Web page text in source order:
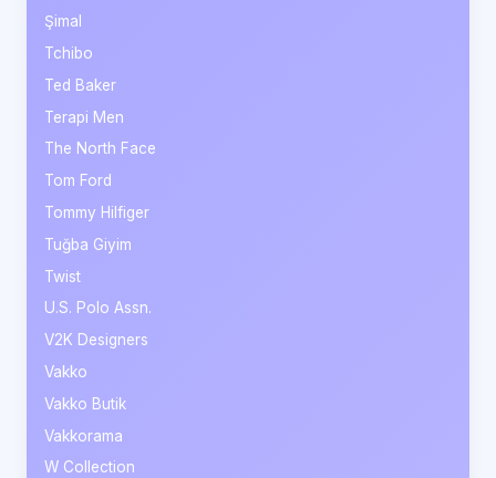
Şimal
Tchibo
Ted Baker
Terapi Men
The North Face
Tom Ford
Tommy Hilfiger
Tuğba Giyim
Twist
U.S. Polo Assn.
V2K Designers
Vakko
Vakko Butik
Vakkorama
W Collection